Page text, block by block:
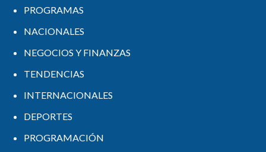
PROGRAMAS
NACIONALES
NEGOCIOS Y FINANZAS
TENDENCIAS
INTERNACIONALES
DEPORTES
PROGRAMACIÓN